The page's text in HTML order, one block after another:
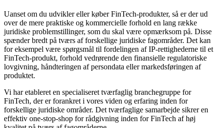
Uanset om du udvikler eller køber FinTech-produkter, så er der ud
over de mere praktiske og kommercielle forhold en lang række
juridiske problemstillinger, som du skal være opmærksom på. Disse
spænder bredt på tværs af forskellige juridiske fagområder. Det kan
for eksempel være spørgsmål til fordelingen af IP-rettighederne til et
FinTech-produkt, forhold vedrørende den finansielle regulatoriske
lovgivning, håndteringen af persondata eller markedsføringen af
produktet.
Vi har etableret en specialiseret tværfaglig branchegruppe for
FinTech, der er forankret i vores viden og erfaring inden for
forskellige juridiske områder. Det tværfaglige samarbejde sikrer en
effektiv one-stop-shop for rådgivning inden for FinTech af høj